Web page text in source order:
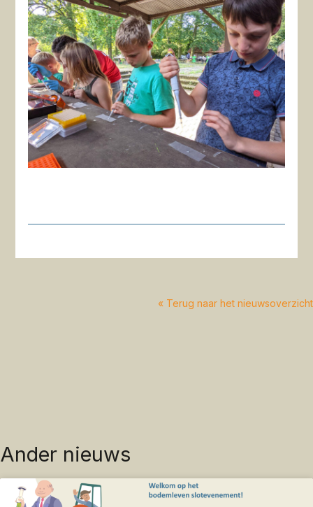
« Terug naar het nieuwsoverzicht
Ander nieuws